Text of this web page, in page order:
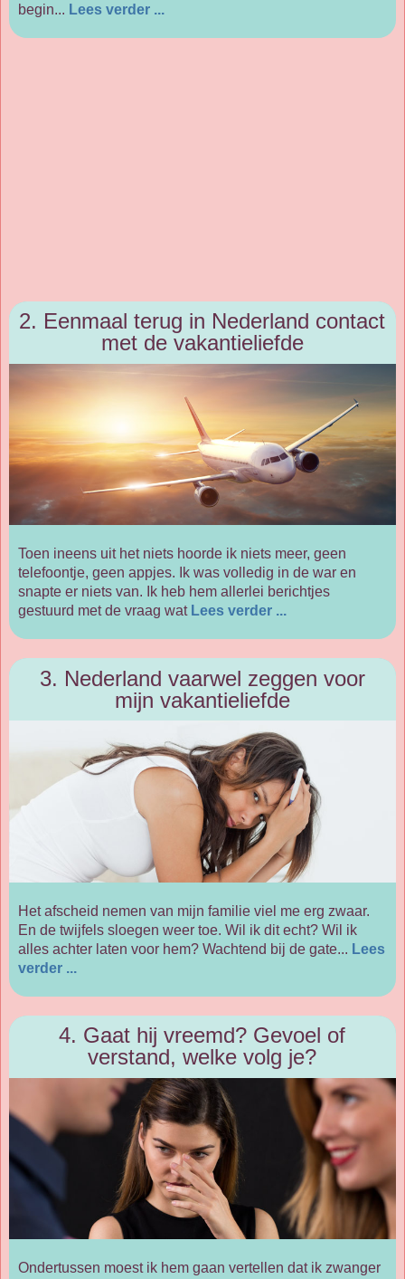
begin... Lees verder ...
2. Eenmaal terug in Nederland contact
met de vakantieliefde
Toen ineens uit het niets hoorde ik niets meer, geen
telefoontje, geen appjes. Ik was volledig in de war en
snapte er niets van. Ik heb hem allerlei berichtjes
gestuurd met de vraag wat Lees verder ...
3. Nederland vaarwel zeggen voor
mijn vakantieliefde
Het afscheid nemen van mijn familie viel me erg zwaar.
En de twijfels sloegen weer toe. Wil ik dit echt? Wil ik
alles achter laten voor hem? Wachtend bij de gate... Lees
verder ...
4. Gaat hij vreemd? Gevoel of
verstand, welke volg je?
Ondertussen moest ik hem gaan vertellen dat ik zwanger